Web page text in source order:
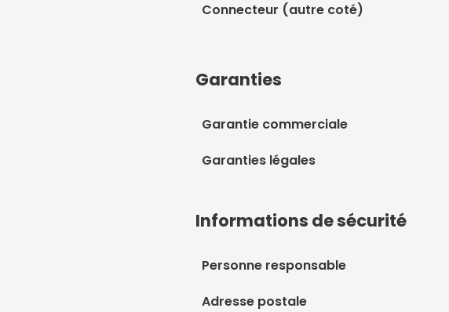
Connecteur (autre coté)
Garanties
Garantie commerciale
Garanties légales
Informations de sécurité
Personne responsable
Adresse postale